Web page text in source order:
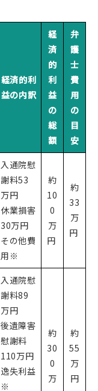
経済的利
益の内訳
経
済
的
利
益
の
総
額
弁
護
士
費
用
の
目
安
入通院慰
謝料53
万円
休業損害
30万円
その他費
用※
約
10
0
万
円
約
33
万
円
入通院慰
謝料89
万円
後遺障害
慰謝料
110万円
逸失利益
※
約
30
0
万
約
55
万
円